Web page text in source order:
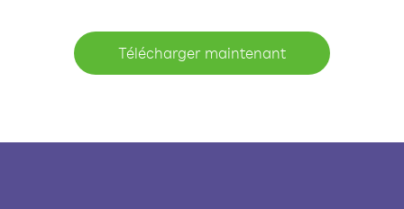
Télécharger maintenant